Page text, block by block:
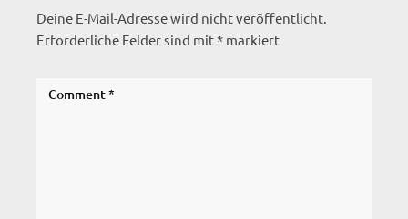
Deine E-Mail-Adresse wird nicht veröffentlicht.
Erforderliche Felder sind mit* markiert